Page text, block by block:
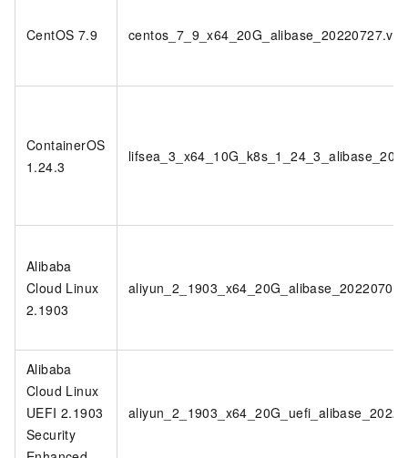
CentOS 7.9 centos_7_9_x64_20G_alibase_20220727.vhd
ContainerOS
1.24.3
Alibaba
Cloud Linux
2.1903
Alibaba
Cloud Linux
UEFI 2.1903
Security